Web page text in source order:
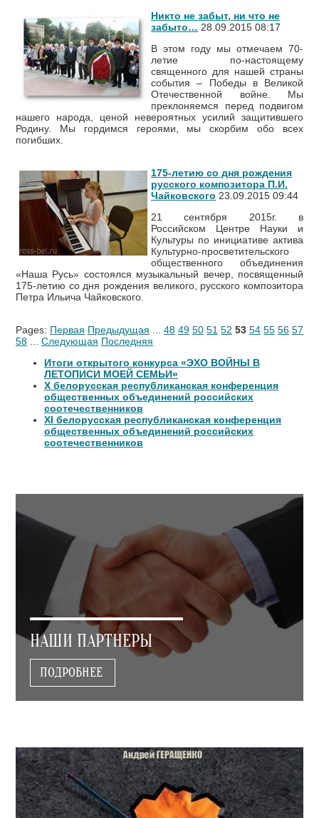
Никто не забыт, ни что не
забыто… 28.09.2015 08:17
В этом году мы отмечаем 70-
летие по-настоящему
священного для нашей страны
события – Победы в Великой
Отечественной войне. Мы
преклоняемся перед подвигом
нашего народа, ценой невероятных усилий защитившего
Родину. Мы гордимся героями, мы скорбим обо всех
погибших.
175-летию со дня рождения
русского композитора П.И.
Чайковского 23.09.2015 09:44
21 сентября 2015г. в
Российском Центре Науки и
Культуры по инициативе актива
Культурно-просветительского
общественного объединения
«Наша Русь» состоялся музыкальный вечер, посвященный
175-летию со дня рождения великого, русского композитора
Петра Ильича Чайковского.
Pages: Первая Предыдущая 48 49 50 51 52 53 54 55 56 57
58
Следующая Последняя
Итоги открытого конкурса «ЭХО ВОЙНЫ В
ЛЕТОПИСИ МОЕЙ СЕМЬИ»
Х белорусская республиканская конференция
общественных объединений российских
соотечественников
XI белорусская республиканская конференция
общественных объединений российских
соотечественников
НАШИ ПАРТНЕРЫ
ПОДРОБНЕЕ